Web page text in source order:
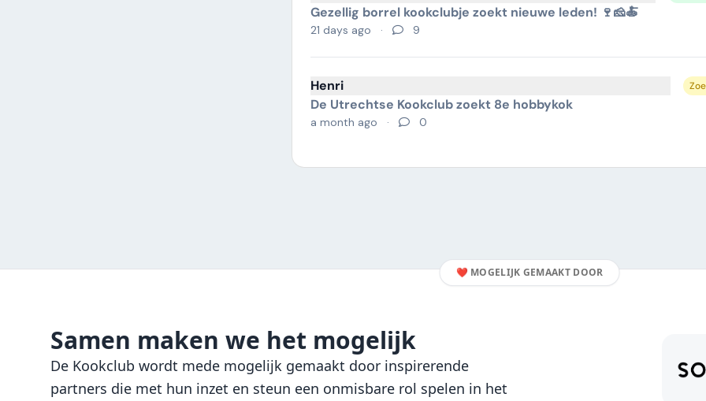
Gezellig borrel kookclubje zoekt nieuwe leden! 🍷🧀🍝
21 days ago · 9
Henri
De Utrechtse Kookclub zoekt 8e hobbykok
a month ago · 0
❤️ MOGELIJK GEMAAKT DOOR
Samen maken we het mogelijk
De Kookclub wordt mede mogelijk gemaakt door inspirerende
partners die met hun inzet en steun een onmisbare rol spelen in het